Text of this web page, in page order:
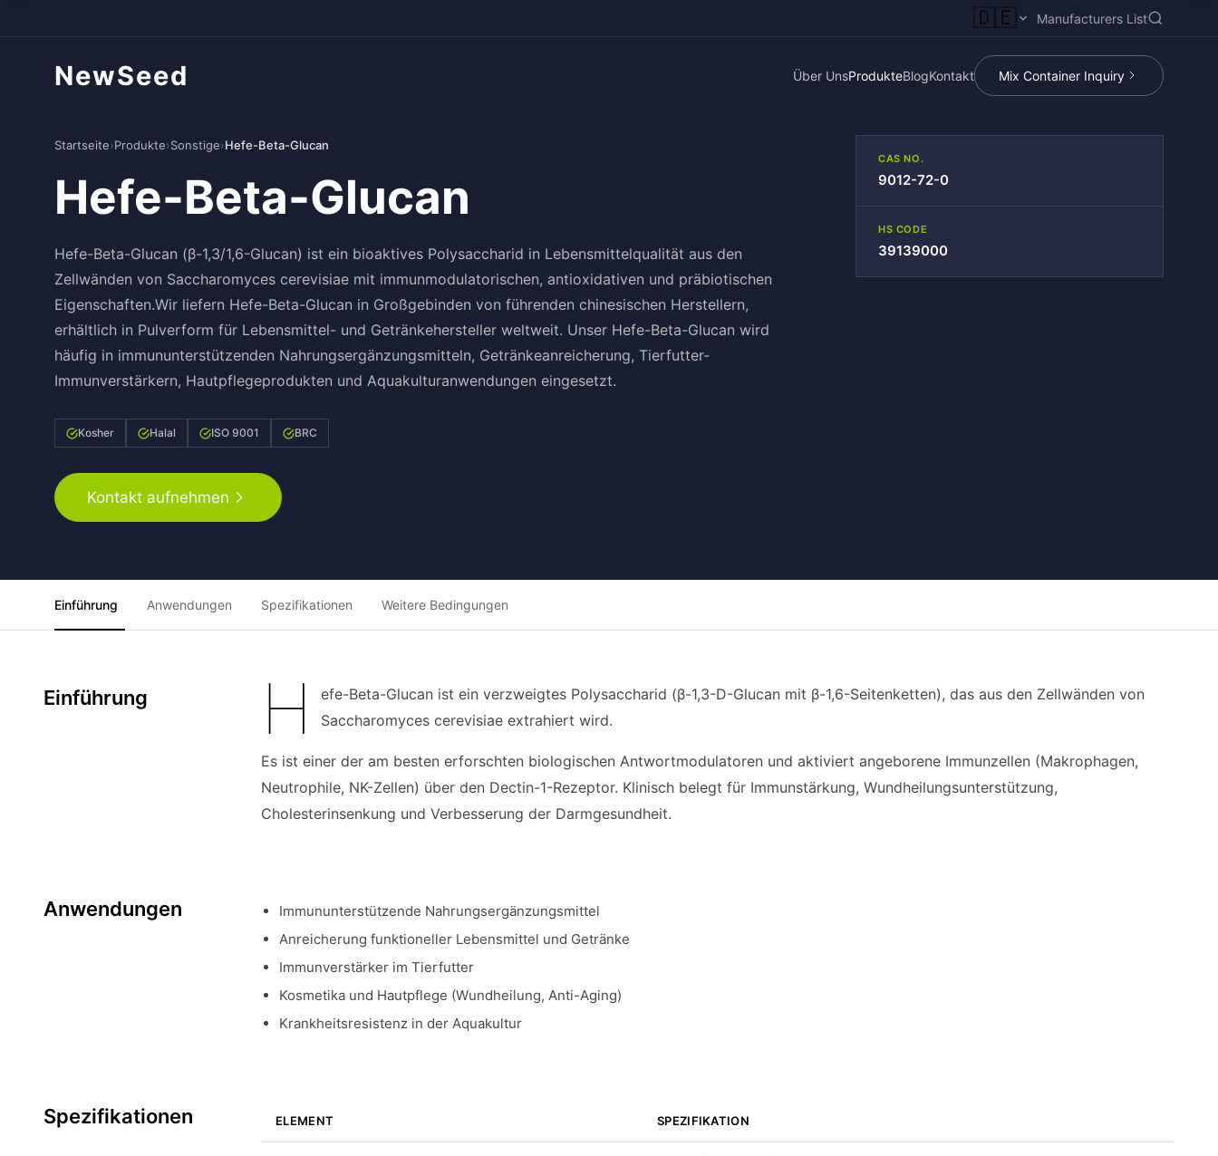
🇩🇪 Manufacturers List
NewSeed Über UnsProdukteBlogKontakt Mix Container Inquiry
Startseite›Produkte›Sonstige›Hefe-Beta-Glucan
Hefe-Beta-Glucan
Hefe-Beta-Glucan (β-1,3/1,6-Glucan) ist ein bioaktives Polysaccharid in Lebensmittelqualität aus den
Zellwänden von Saccharomyces cerevisiae mit immunmodulatorischen, antioxidativen und präbiotischen
Eigenschaften.Wir liefern Hefe-Beta-Glucan in Großgebinden von führenden chinesischen Herstellern,
erhältlich in Pulverform für Lebensmittel- und Getränkehersteller weltweit. Unser Hefe-Beta-Glucan wird
häufig in immununterstützenden Nahrungsergänzungsmitteln, Getränkeanreicherung, Tierfutter-
Immunverstärkern, Hautpflegeprodukten und Aquakulturanwendungen eingesetzt.
Kosher Halal ISO 9001 BRC
Kontakt aufnehmen
CAS NO.
9012-72-0
HS CODE
39139000
Einführung Anwendungen Spezifikationen Weitere Bedingungen
Einführung H
efe-Beta-Glucan ist ein verzweigtes Polysaccharid (β-1,3-D-Glucan mit β-1,6-Seitenketten), das aus den Zellwänden von
Saccharomyces cerevisiae extrahiert wird.
Es ist einer der am besten erforschten biologischen Antwortmodulatoren und aktiviert angeborene Immunzellen (Makrophagen,
Neutrophile, NK-Zellen) über den Dectin-1-Rezeptor. Klinisch belegt für Immunstärkung, Wundheilungsunterstützung,
Cholesterinsenkung und Verbesserung der Darmgesundheit.
Anwendungen
Immununterstützende Nahrungsergänzungsmittel
Anreicherung funktioneller Lebensmittel und Getränke
Immunverstärker im Tierfutter
Kosmetika und Hautpflege (Wundheilung, Anti-Aging)
Krankheitsresistenz in der Aquakultur
Spezifikationen ELEMENT SPEZIFIKATION